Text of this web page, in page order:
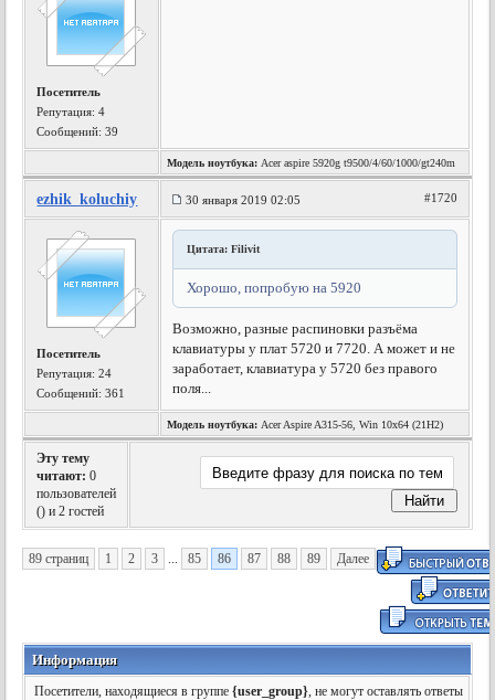
Посетитель
Репутация:4
Сообщений: 39
Модель ноутбука: Acer aspire 5920g t9500/4/60/1000/gt240m
ezhik_koluchiy 30 января 2019 02:05 #1720
Посетитель
Репутация:24
Сообщений: 361
Цитата: Filivit
Хорошо, попробую на 5920
Возможно, разные распиновки разъёма
клавиатуры у плат 5720 и 7720. А может и не
заработает, клавиатура у 5720 без правого
поля...
Модель ноутбука: Acer Aspire A315-56, Win 10x64 (21H2)
Эту тему
читают: 0
пользователей
() и 2 гостей
89 страниц 1 2 3 ... 85 86 87 88 89 Далее
Информация
Посетители, находящиеся в группе{user_group}, не могут оставлять ответы